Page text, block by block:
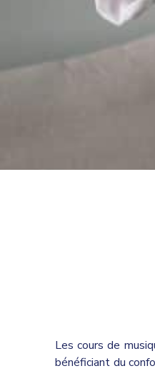
Les cours de
bénéficiant du